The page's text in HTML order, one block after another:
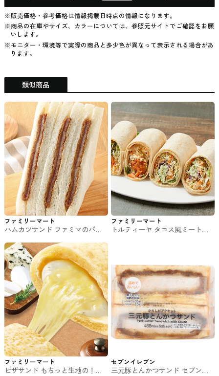
※販売価格・参考価格は情報掲載日時点の情報になります。
※商品の在庫やサイズ、カラーについては、参照元サイトでご確認をお願
いします。
※モニター・環境等で実際の商品と多少色が異なって表示される場合があ
ります。
類似商品
ファミリーマート
ハムカツサンド ファミマのパ
ファミリーマート
トルティーヤ タコス風ミートと
ファミリーマート
ピザサンド もちっと生地の！ク
セブンイレブン
三元豚とんかつサンド セブンの